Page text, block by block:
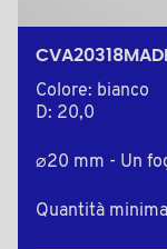
Colore: bianco
D: 20,0
⌀20 mm - Un
Quantità